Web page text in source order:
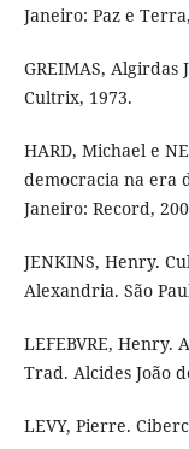
Janeiro: Paz e
GREIMAS, Algirdas
Cultrix, 1973.
HARD, Michael e
democracia na era
Janeiro: Record,
JENKINS, Henry.
Alexandria. São
LEFEBVRE, Henry.
Trad. Alcides João
LEVY, Pierre.